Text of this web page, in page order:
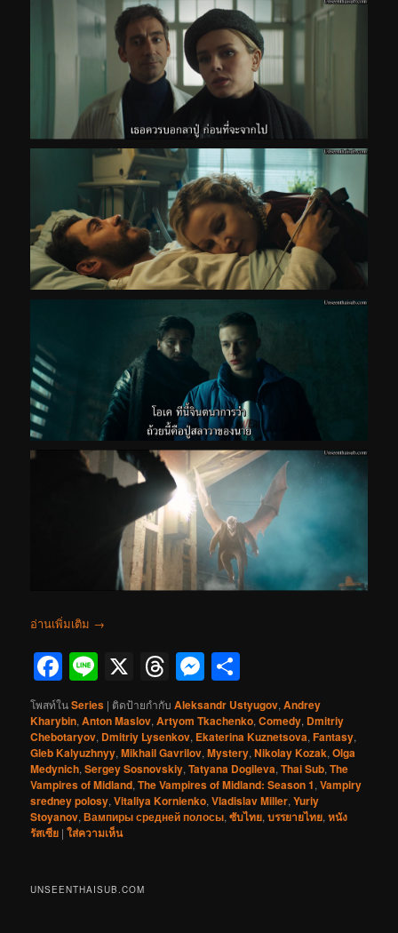
อ่านเพิ่มเติม →
Facebook
Line
X Threads
Messenger
โพสท์ในSeries | ติดป้ายกำกับ Aleksandr Ustyugov,Andrey
Kharybin,Anton Maslov,Artyom Tkachenko,Comedy, Dmitriy
Chebotaryov, Dmitriy Lysenkov, Ekaterina Kuznetsova,Fantasy,
Gleb Kalyuzhnyy,Mikhail Gavrilov,Mystery,Nikolay Kozak,Olga
Medynich,Sergey Sosnovskiy,Tatyana Dogileva,Thai Sub,The
Vampires of Midland,The Vampires of Midland: Season 1,Vampiry
sredney polosy,Vitaliya Kornienko,Vladislav Miller,Yuriy
Stoyanov,Вампиры средней полосы,ซับไทย,บรรยายไทย,หนัง
รัสเซีย |ใส่ความเห็น
UNSEENTHAISUB.COM